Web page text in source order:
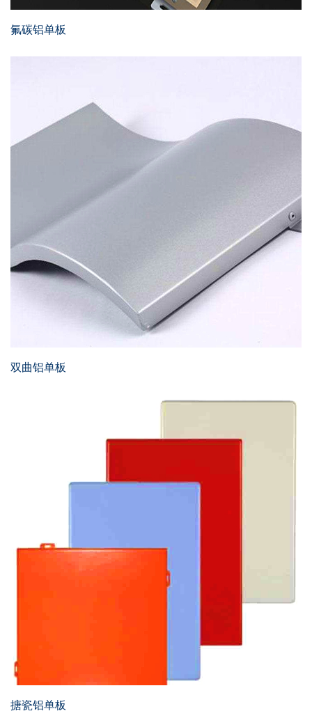
氟碳铝单板
双曲铝单板
搪瓷铝单板